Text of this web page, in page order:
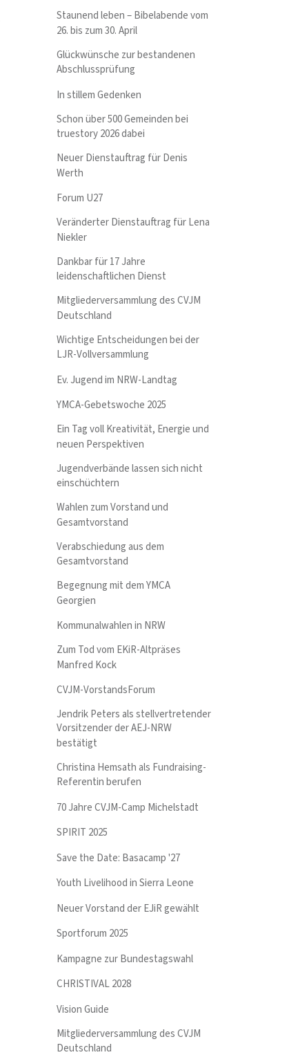
Staunend leben – Bibelabende vom
26. bis zum 30. April
Glückwünsche zur bestandenen
Abschlussprüfung
In stillem Gedenken
Schon über 500 Gemeinden bei
truestory 2026 dabei
Neuer Dienstauftrag für Denis
Werth
Forum U27
Veränderter Dienstauftrag für Lena
Niekler
Dankbar für 17 Jahre
leidenschaftlichen Dienst
Mitgliederversammlung des CVJM
Deutschland
Wichtige Entscheidungen bei der
LJR-Vollversammlung
Ev. Jugend im NRW-Landtag
YMCA-Gebetswoche 2025
Ein Tag voll Kreativität, Energie und
neuen Perspektiven
Jugendverbände lassen sich nicht
einschüchtern
Wahlen zum Vorstand und
Gesamtvorstand
Verabschiedung aus dem
Gesamtvorstand
Begegnung mit dem YMCA
Georgien
Kommunalwahlen in NRW
Zum Tod vom EKiR-Altpräses
Manfred Kock
CVJM-VorstandsForum
Jendrik Peters als stellvertretender
Vorsitzender der AEJ-NRW
bestätigt
Christina Hemsath als Fundraising-
Referentin berufen
70 Jahre CVJM-Camp Michelstadt
SPIRIT 2025
Save the Date: Basacamp '27
Youth Livelihood in Sierra Leone
Neuer Vorstand der EJiR gewählt
Sportforum 2025
Kampagne zur Bundestagswahl
CHRISTIVAL 2028
Vision Guide
Mitgliederversammlung des CVJM
Deutschland